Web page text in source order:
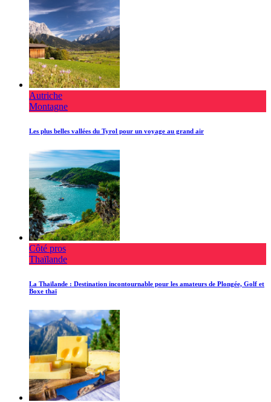
Autriche
Montagne
Les plus belles vallées du Tyrol pour un voyage au grand air
Côté pros
Thaïlande
La Thaïlande : Destination incontournable pour les amateurs de Plongée, Golf et
Boxe thaï